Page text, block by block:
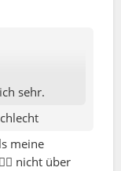
sehr.
meine
nicht über